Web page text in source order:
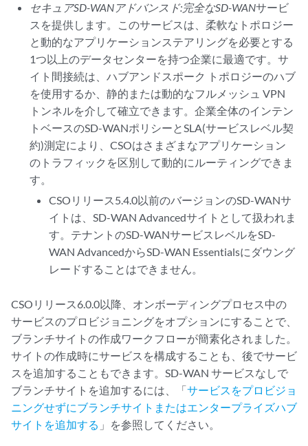
セキュアSD-WANアドバンスド:完全なSD-WANサービ
スを提供します。このサービスは、柔軟なトポロジー
と動的なアプリケーションステアリングを必要とする
1つ以上のデータセンターを持つ企業に最適です。サ
イト間接続は、ハブアンドスポーク トポロジーのハブ
を使用するか、静的または動的なフルメッシュ VPN
トンネルを介して確立できます。企業全体のインテン
トベースのSD-WANポリシーとSLA(サービスレベル契
約)測定により、CSOはさまざまなアプリケーション
のトラフィックを区別して動的にルーティングできま
す。
CSOリリース5.4.0以前のバージョンのSD-WANサ
イトは、SD-WAN Advancedサイトとして扱われま
す。テナントのSD-WANサービスレベルをSD-
WAN AdvancedからSD-WAN Essentialsにダウング
レードすることはできません。
CSOリリース6.0.0以降、オンボーディングプロセス中の
サービスのプロビジョニングをオプションにすることで、
ブランチサイトの作成ワークフローが簡素化されました。
サイトの作成時にサービスを構成することも、後でサービ
スを追加することもできます。SD-WAN サービスなしで
ブランチサイトを追加するには、「サービスをプロビジョ
ニングせずにブランチサイトまたはエンタープライズハブ
サイトを追加する 」を参照してください。